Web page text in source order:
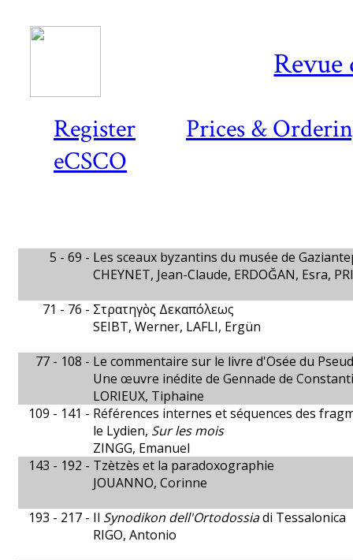
Register
Prices &
eCSCO
Revue
5 - 69 - Les sceaux byzantins du musée de
CHEYNET, Jean-Claude, ERDOĞAN, Esra,
71 - 76 - Στρατηγὸς Δεκαπόλεως
SEIBT, Werner, LAFLI, Ergün
77 - 108 - Le commentaire sur le livre d'Osée du
Une œuvre inédite de Gennade de
LORIEUX, Tiphaine
109 - 141 - Références internes et séquences des
le Lydien, Sur les mois
ZINGG, Emanuel
143 - 192 - Tzètzès et la paradoxographie
JOUANNO, Corinne
193 - 217 - Il Synodikon dell'Ortodossiadi Tessalonica
RIGO, Antonio